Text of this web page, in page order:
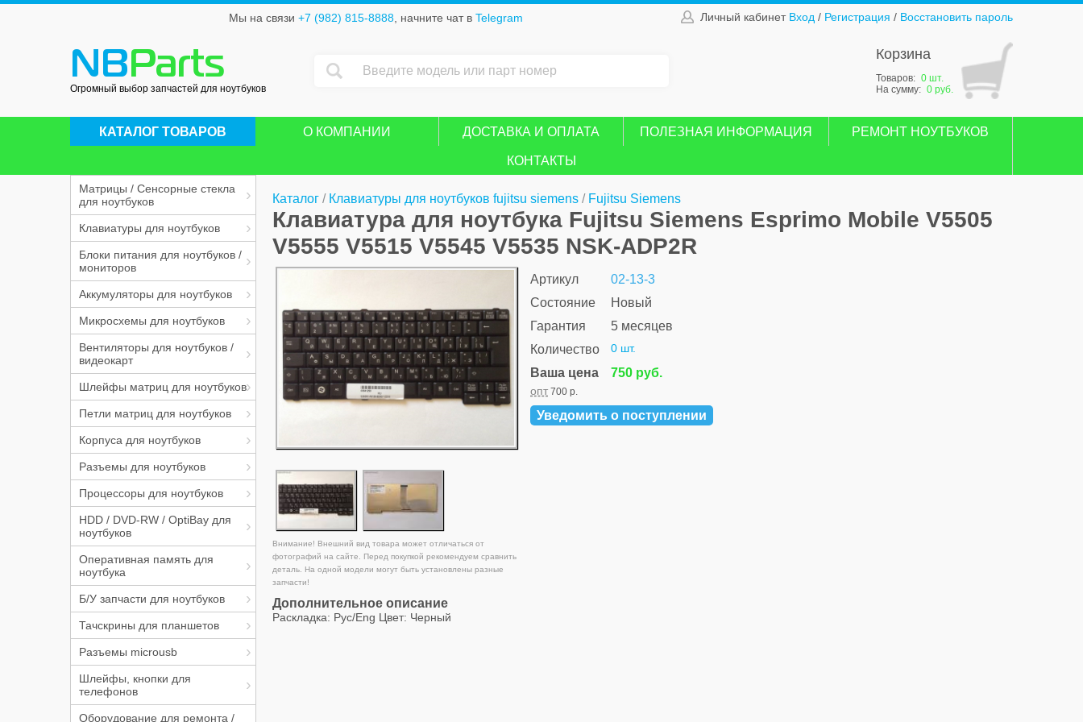
Мы на связи +7 (982) 815-8888, начните чат в Telegram Личный кабинет Вход / Регистрация / Восстановить пароль
NB Parts
Огромный выбор запчастей для ноутбуков
Корзина
Товаров: 0 шт.
На сумму: 0 руб.
КАТАЛОГ ТОВАРОВ О КОМПАНИИ ДОСТАВКА И ОПЛАТА ПОЛЕЗНАЯ ИНФОРМАЦИЯ РЕМОНТ НОУТБУКОВ
КОНТАКТЫ
Матрицы / Сенсорные стекла
для ноутбуков
Клавиатуры для ноутбуков
Блоки питания для ноутбуков /
мониторов
Аккумуляторы для ноутбуков
Микросхемы для ноутбуков
Вентиляторы для ноутбуков /
видеокарт
Шлейфы матриц для ноутбуков
Петли матриц для ноутбуков
Корпуса для ноутбуков
Разъемы для ноутбуков
Процессоры для ноутбуков
HDD / DVD-RW / OptiBay для
ноутбуков
Оперативная память для
ноутбука
Б/У запчасти для ноутбуков
Тачскрины для планшетов
Разъемы microusb
Шлейфы, кнопки для
телефонов
Оборудование для ремонта /
Каталог / Клавиатуры для ноутбуков fujitsu siemens / Fujitsu Siemens
Клавиатура для ноутбука Fujitsu Siemens Esprimo Mobile V5505
V5555 V5515 V5545 V5535 NSK-ADP2R
Внимание! Внешний вид товара может отличаться от
фотографий на сайте. Перед покупкой рекомендуем сравнить
деталь. На одной модели могут быть установлены разные
запчасти!
Артикул
02-13-3
Состояние
Новый
Гарантия
5 месяцев
Количество
0 шт.
Ваша цена 750 руб.
опт 700 р.
Уведомить о поступлении
Дополнительное описание
Раскладка: Рус/Eng Цвет: Черный